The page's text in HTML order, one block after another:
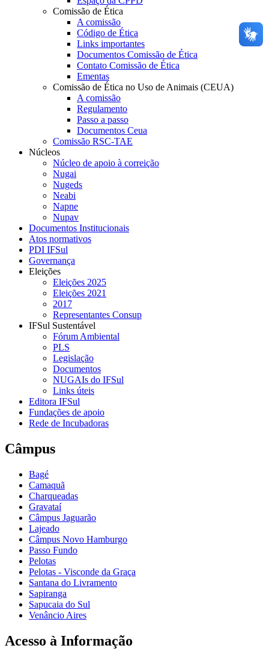
Comissão de Ética
A comissão
Código de Ética
Links importantes
Documentos Comissão de Ética
Contato Comissão de Ética
Ementas
Comissão de Ética no Uso de Animais (CEUA)
A comissão
Regulamento
Passo a passo
Documentos Ceua
Comissão RSC-TAE
Núcleos
Núcleo de apoio à correição
Nugai
Nugeds
Neabi
Napne
Nupav
Documentos Institucionais
Atos normativos
PDI IFSul
Governança
Eleições
Eleições 2025
Eleições 2021
2017
Representantes Consup
IFSul Sustentável
Fórum Ambiental
PLS
Legislação
Documentos
NUGAIs do IFSul
Links úteis
Editora IFSul
Fundações de apoio
Rede de Incubadoras
Câmpus
Bagé
Camaquã
Charqueadas
Gravataí
Câmpus Jaguarão
Lajeado
Câmpus Novo Hamburgo
Passo Fundo
Pelotas
Pelotas - Visconde da Graça
Santana do Livramento
Sapiranga
Sapucaia do Sul
Venâncio Aires
Acesso à Informação